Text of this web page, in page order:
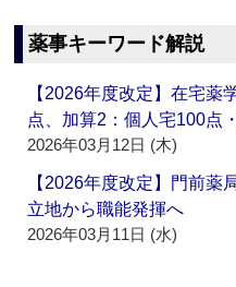
薬事キーワード解説
【2026年度改定】在宅薬
点、加算2：個人宅100点
2026年03月12日 (木)
【2026年度改定】門前薬
立地から職能発揮へ
2026年03月11日 (水)